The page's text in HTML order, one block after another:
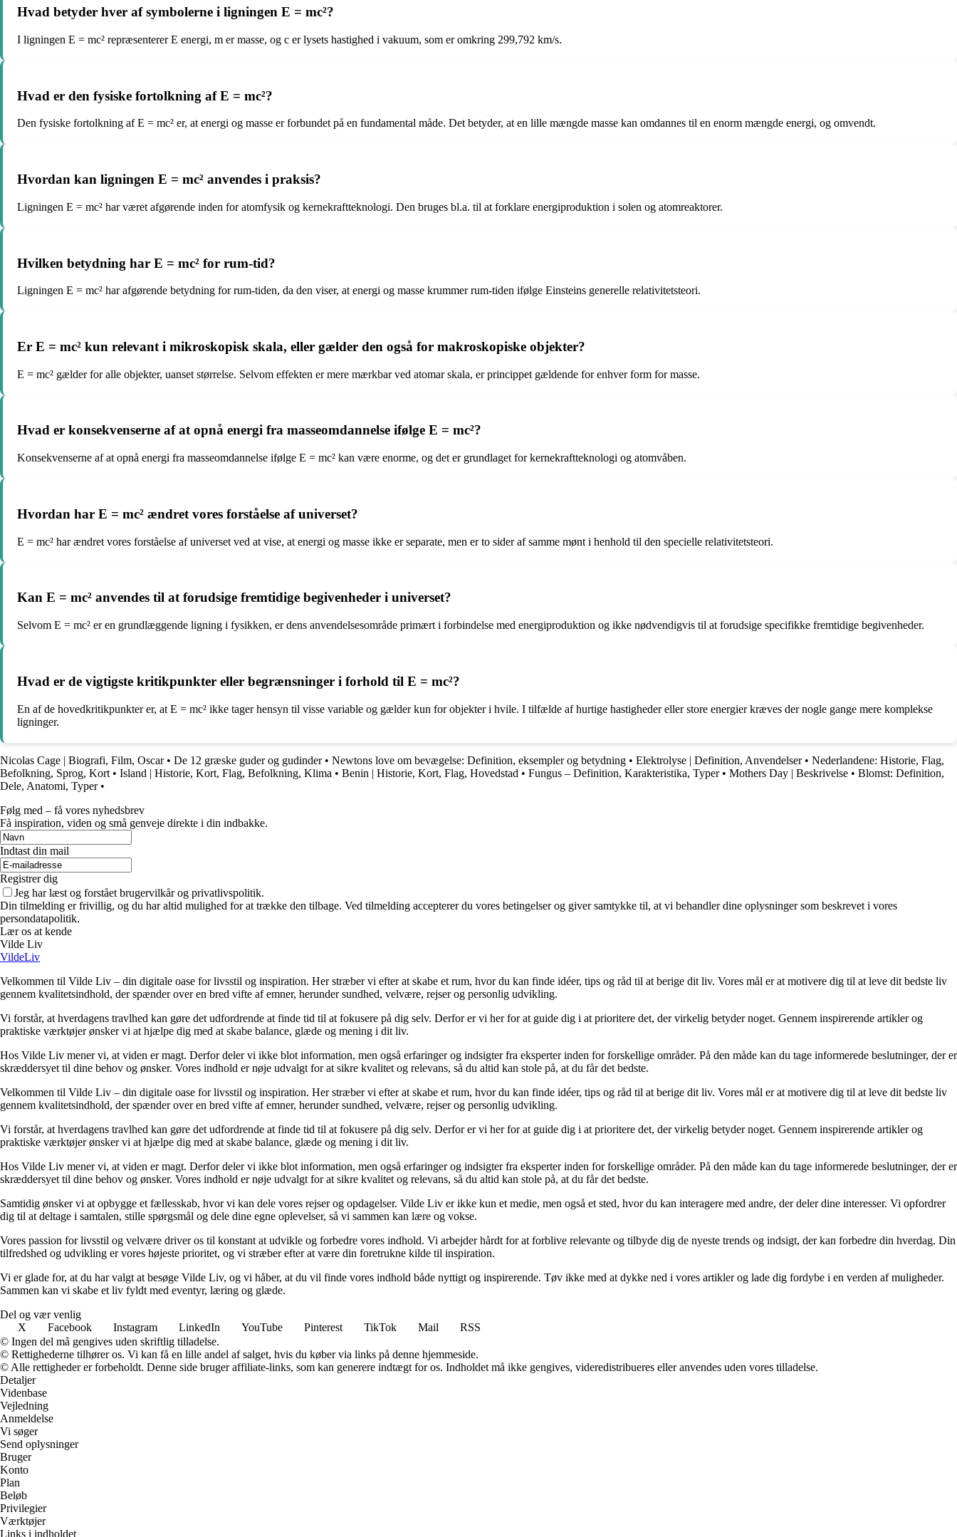
Hvad betyder hver af symbolerne i ligningen E = mc²?
I ligningen E = mc² repræsenterer E energi, m er masse, og c er lysets hastighed i vakuum, som er omkring 299,792 km/s.
Hvad er den fysiske fortolkning af E = mc²?
Den fysiske fortolkning af E = mc² er, at energi og masse er forbundet på en fundamental måde. Det betyder, at en lille mængde masse kan omdannes til en enorm mængde energi, og omvendt.
Hvordan kan ligningen E = mc² anvendes i praksis?
Ligningen E = mc² har været afgørende inden for atomfysik og kernekraftteknologi. Den bruges bl.a. til at forklare energiproduktion i solen og atomreaktorer.
Hvilken betydning har E = mc² for rum-tid?
Ligningen E = mc² har afgørende betydning for rum-tiden, da den viser, at energi og masse krummer rum-tiden ifølge Einsteins generelle relativitetsteori.
Er E = mc² kun relevant i mikroskopisk skala, eller gælder den også for makroskopiske objekter?
E = mc² gælder for alle objekter, uanset størrelse. Selvom effekten er mere mærkbar ved atomar skala, er princippet gældende for enhver form for masse.
Hvad er konsekvenserne af at opnå energi fra masseomdannelse ifølge E = mc²?
Konsekvenserne af at opnå energi fra masseomdannelse ifølge E = mc² kan være enorme, og det er grundlaget for kernekraftteknologi og atomvåben.
Hvordan har E = mc² ændret vores forståelse af universet?
E = mc² har ændret vores forståelse af universet ved at vise, at energi og masse ikke er separate, men er to sider af samme mønt i henhold til den specielle relativitetsteori.
Kan E = mc² anvendes til at forudsige fremtidige begivenheder i universet?
Selvom E = mc² er en grundlæggende ligning i fysikken, er dens anvendelsesområde primært i forbindelse med energiproduktion og ikke nødvendigvis til at forudsige specifikke fremtidige begivenheder.
Hvad er de vigtigste kritikpunkter eller begrænsninger i forhold til E = mc²?
En af de hovedkritikpunkter er, at E = mc² ikke tager hensyn til visse variable og gælder kun for objekter i hvile. I tilfælde af hurtige hastigheder eller store energier kræves der nogle gange mere komplekse
ligninger.
Nicolas Cage | Biografi, Film, Oscar• De 12 græske guder og gudinder• Newtons love om bevægelse: Definition, eksempler og betydning • Elektrolyse | Definition, Anvendelser• Nederlandene: Historie, Flag,
Befolkning, Sprog, Kort • Island | Historie, Kort, Flag, Befolkning, Klima • Benin | Historie, Kort, Flag, Hovedstad • Fungus – Definition, Karakteristika, Typer• Mothers Day | Beskrivelse • Blomst: Definition,
Dele, Anatomi, Typer•
Følg med – få vores nyhedsbrev
Få inspiration, viden og små genveje direkte i din indbakke.
Indtast din mail
Registrer dig
Jeg har læst og forstået brugervilkår og privatlivspolitik.
Din tilmelding er frivillig, og du har altid mulighed for at trække den tilbage. Ved tilmelding accepterer du vores betingelser og giver samtykke til, at vi behandler dine oplysninger som beskrevet i vores
persondatapolitik.
Lær os at kende
Vilde Liv
VildeLiv
Velkommen til Vilde Liv – din digitale oase for livsstil og inspiration. Her stræber vi efter at skabe et rum, hvor du kan finde idéer, tips og råd til at berige dit liv. Vores mål er at motivere dig til at leve dit bedste liv
gennem kvalitetsindhold, der spænder over en bred vifte af emner, herunder sundhed, velvære, rejser og personlig udvikling.
Vi forstår, at hverdagens travlhed kan gøre det udfordrende at finde tid til at fokusere på dig selv. Derfor er vi her for at guide dig i at prioritere det, der virkelig betyder noget. Gennem inspirerende artikler og
praktiske værktøjer ønsker vi at hjælpe dig med at skabe balance, glæde og mening i dit liv.
Hos Vilde Liv mener vi, at viden er magt. Derfor deler vi ikke blot information, men også erfaringer og indsigter fra eksperter inden for forskellige områder. På den måde kan du tage informerede beslutninger, der er
skræddersyet til dine behov og ønsker. Vores indhold er nøje udvalgt for at sikre kvalitet og relevans, så du altid kan stole på, at du får det bedste.
Velkommen til Vilde Liv – din digitale oase for livsstil og inspiration. Her stræber vi efter at skabe et rum, hvor du kan finde idéer, tips og råd til at berige dit liv. Vores mål er at motivere dig til at leve dit bedste liv
gennem kvalitetsindhold, der spænder over en bred vifte af emner, herunder sundhed, velvære, rejser og personlig udvikling.
Vi forstår, at hverdagens travlhed kan gøre det udfordrende at finde tid til at fokusere på dig selv. Derfor er vi her for at guide dig i at prioritere det, der virkelig betyder noget. Gennem inspirerende artikler og
praktiske værktøjer ønsker vi at hjælpe dig med at skabe balance, glæde og mening i dit liv.
Hos Vilde Liv mener vi, at viden er magt. Derfor deler vi ikke blot information, men også erfaringer og indsigter fra eksperter inden for forskellige områder. På den måde kan du tage informerede beslutninger, der er
skræddersyet til dine behov og ønsker. Vores indhold er nøje udvalgt for at sikre kvalitet og relevans, så du altid kan stole på, at du får det bedste.
Samtidig ønsker vi at opbygge et fællesskab, hvor vi kan dele vores rejser og opdagelser. Vilde Liv er ikke kun et medie, men også et sted, hvor du kan interagere med andre, der deler dine interesser. Vi opfordrer
dig til at deltage i samtalen, stille spørgsmål og dele dine egne oplevelser, så vi sammen kan lære og vokse.
Vores passion for livsstil og velvære driver os til konstant at udvikle og forbedre vores indhold. Vi arbejder hårdt for at forblive relevante og tilbyde dig de nyeste trends og indsigt, der kan forbedre din hverdag. Din
tilfredshed og udvikling er vores højeste prioritet, og vi stræber efter at være din foretrukne kilde til inspiration.
Vi er glade for, at du har valgt at besøge Vilde Liv, og vi håber, at du vil finde vores indhold både nyttigt og inspirerende. Tøv ikke med at dykke ned i vores artikler og lade dig fordybe i en verden af muligheder.
Sammen kan vi skabe et liv fyldt med eventyr, læring og glæde.
Del og vær venlig
X
Facebook Instagram LinkedIn YouTube Pinterest TikTok Mail
RSS
© Ingen del må gengives uden skriftlig tilladelse.
© Rettighederne tilhører os. Vi kan få en lille andel af salget, hvis du køber via links på denne hjemmeside.
© Alle rettigheder er forbeholdt. Denne side bruger affiliate-links, som kan generere indtægt for os. Indholdet må ikke gengives, videredistribueres eller anvendes uden vores tilladelse.
Detaljer
Videnbase
Vejledning
Anmeldelse
Vi søger
Send oplysninger
Bruger
Konto
Plan
Beløb
Privilegier
Værktøjer
Links i indholdet